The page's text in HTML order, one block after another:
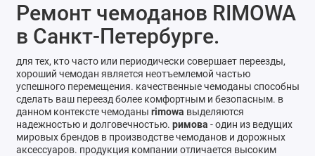
Заправка картриджей
Изготовление ключей
Пульты для ворот и шлагбаумов
Ремонт чемоданов
Ателье
Ремонт чемоданов RIMOWA
в Санкт-Петербурге.
для тех, кто часто или периодически совершает переезды,
хороший чемодан является неотъемлемой частью
успешного перемещения. качественные чемоданы способны
сделать ваш переезд более комфортным и безопасным. в
данном контексте чемоданы rimowa выделяются
надежностью и долговечностью. римова - один из ведущих
мировых брендов в производстве чемоданов и дорожных
аксессуаров. продукция компании отличается высоким